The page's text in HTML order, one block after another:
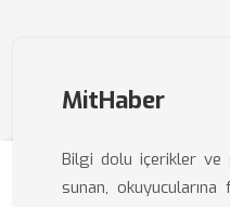
MitHaber
Bilgi dolu içerikler ve
sunan, okuyucularına